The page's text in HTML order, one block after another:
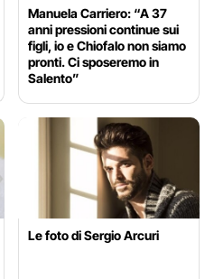
Manuela Carriero: “A 37
anni pressioni continue sui
figli, io e Chiofalo non siamo
pronti. Ci sposeremo in
Salento”
Le foto di Sergio Arcuri